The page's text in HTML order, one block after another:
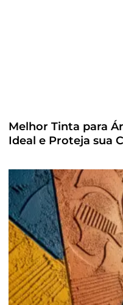
Melhor Tinta para
Ideal e Proteja sua